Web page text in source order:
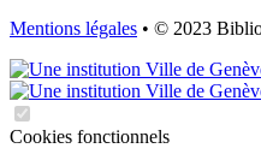
Mentions légales • © 2023
Cookies fonctionnels